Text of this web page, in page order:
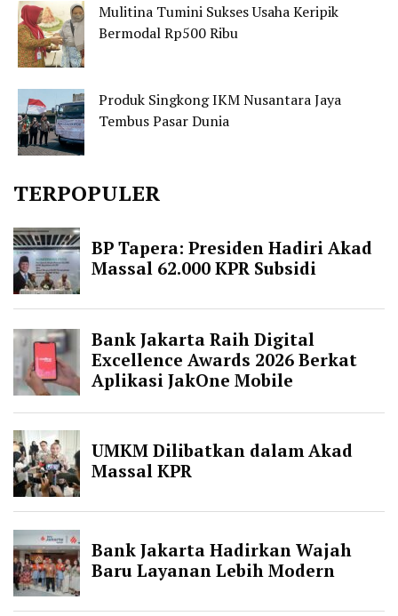
Mulitina Tumini Sukses Usaha Keripik
Bermodal Rp500 Ribu
Produk Singkong IKM Nusantara Jaya
Tembus Pasar Dunia
TERPOPULER